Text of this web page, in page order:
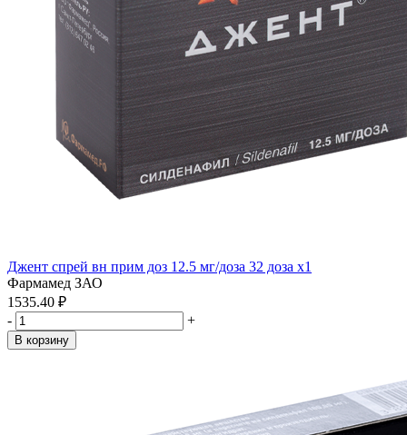
Джент спрей вн прим доз 12.5 мг/доза 32 доза x1
Фармамед ЗАО
1535.40 ₽
-
+
В корзину